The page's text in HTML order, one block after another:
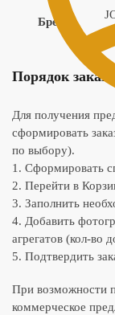
Бренд
Порядок
Для получения
сформировать
по выбору).
1. Сформировать
2. Перейти в
3. Заполнить
4. Добавить
агрегатов (кол-во
5. Подтвердить
При возможности
коммерческое